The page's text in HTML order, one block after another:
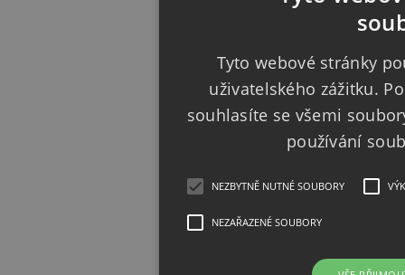
Tyto webové stránky
uživatelského zážitku.
souhlasíte se všemi
používání
NEZBYTNĚ NUTNÉ SOUBORY
NEZAŘAZENÉ SOUBORY